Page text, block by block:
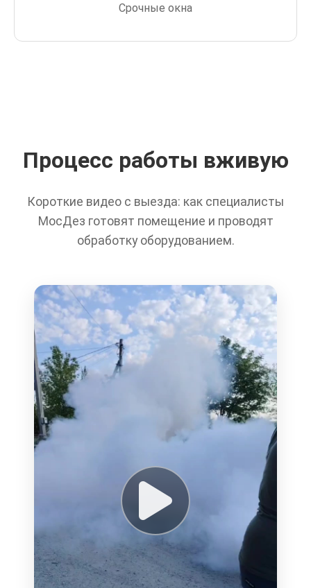
Срочные окна
Процесс работы вживую
Короткие видео с выезда: как специалисты
МосДез готовят помещение и проводят
обработку оборудованием.